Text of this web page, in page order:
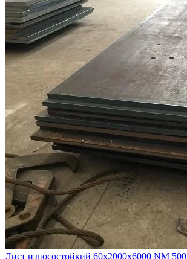
Лист износостойкий 60х2000х6000 NM 500